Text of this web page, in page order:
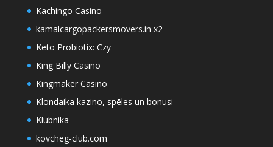
Kachingo Casino
kamalcargopackersmovers.in x2
Keto Probiotix: Czy
King Billy Casino
Kingmaker Casino
Klondaika kazino, spēles un bonusi
Klubnika
kovcheg-club.com